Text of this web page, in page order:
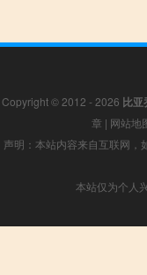
Copyright © 2012 - 2026 比亚
章 | 网站地
声明：本站内容来自互联网
本站仅为个人